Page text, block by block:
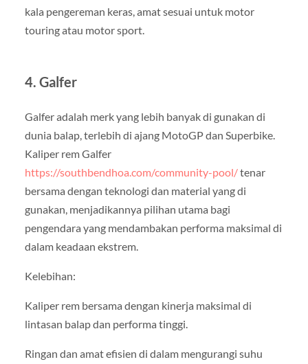
kala pengereman keras, amat sesuai untuk motor
touring atau motor sport.
4. Galfer
Galfer adalah merk yang lebih banyak di gunakan di
dunia balap, terlebih di ajang MotoGP dan Superbike.
Kaliper rem Galfer
https://southbendhoa.com/community-pool/tenar
bersama dengan teknologi dan material yang di
gunakan, menjadikannya pilihan utama bagi
pengendara yang mendambakan performa maksimal di
dalam keadaan ekstrem.
Kelebihan:
Kaliper rem bersama dengan kinerja maksimal di
lintasan balap dan performa tinggi.
Ringan dan amat efisien di dalam mengurangi suhu